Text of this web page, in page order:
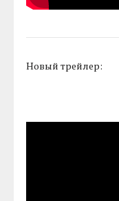
Новый трейлер: